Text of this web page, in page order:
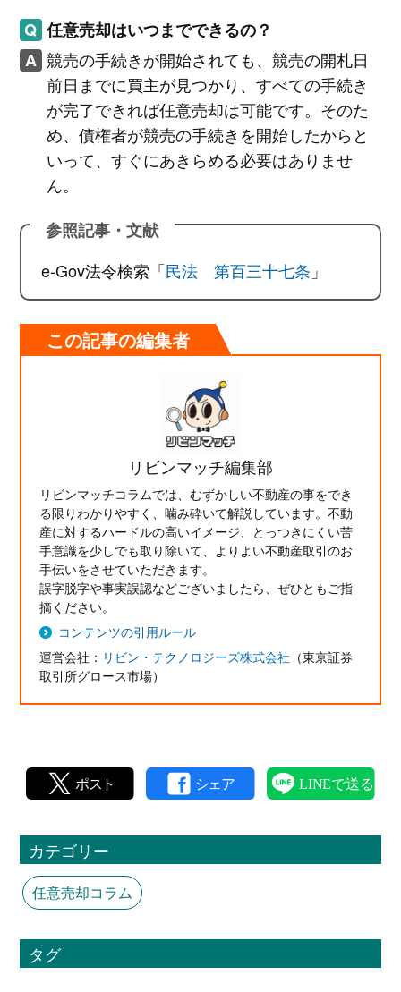
任意売却はいつまでできるの？
競売の手続きが開始されても、競売の開札日
前日までに買主が見つかり、すべての手続き
が完了できれば任意売却は可能です。そのた
め、債権者が競売の手続きを開始したからと
いって、すぐにあきらめる必要はありませ
ん。
参照記事・文献
e-Gov法令検索「民法 第百三十七条 」
この記事の編集者
リビンマッチ編集部
リビンマッチコラムでは、むずかしい不動産の事をでき
る限りわかりやすく、噛み砕いて解説しています。不動
産に対するハードルの高いイメージ、とっつきにくい苦
手意識を少しでも取り除いて、よりよい不動産取引のお
手伝いをさせていただきます。
誤字脱字や事実誤認などございましたら、ぜひともご指
摘ください。
コンテンツの引用ルール
運営会社： リビン・テクノロジーズ株式会社 （東京証券
取引所グロース市場）
カテゴリー
任意売却コラム
タグ